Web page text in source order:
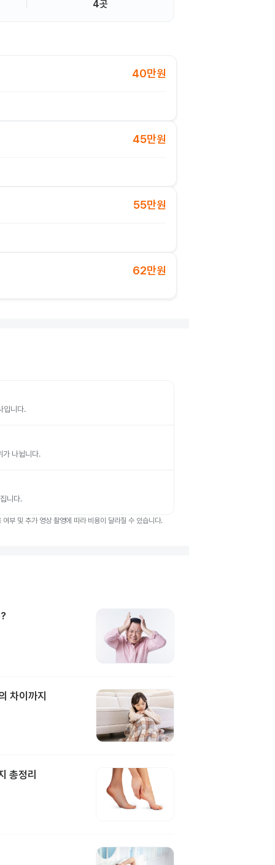
4곳
40만원
45만원
55만원
62만원
입니다.
가 나뉩니다.
니다.
부 및 추가 영상 촬영에 따라 비용이 달라질 수 있습니다.
차이까지
총정리